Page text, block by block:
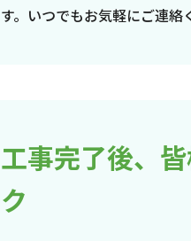
す。いつでもお気軽にご連絡
工事完了後、
ク